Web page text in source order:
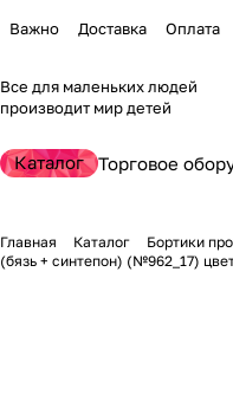
Важно Доставка Оплата
Все для маленьких людей
производит мир детей
Каталог Торговое
Главная Каталог Бортики
(бязь + синтепон) (№962_17)